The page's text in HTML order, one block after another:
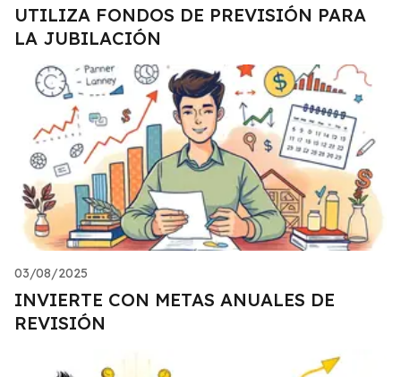
UTILIZA FONDOS DE PREVISIÓN PARA
LA JUBILACIÓN
03/08/2025
INVIERTE CON METAS ANUALES DE
REVISIÓN